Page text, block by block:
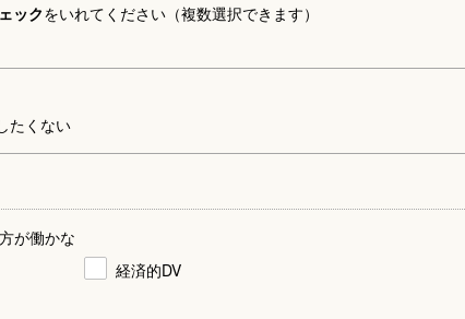
ックをいれてください（複数選択できます）
たくない
が働かな
経済的DV